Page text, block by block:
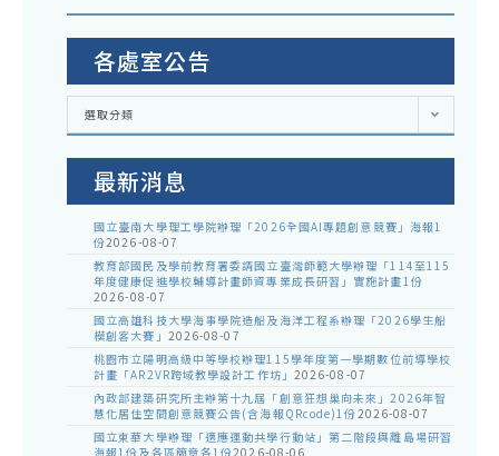
各處室公告
各
室
選取分類
最新消息
國立臺南大學理工學院辦理「2026全國AI專題創意競賽」海報1
份2026-08-07
教育部國民及學前教育署委請國立臺灣師範大學辦理「114至115
年度健康促進學校輔導計畫師資專業成長研習」實施計畫1份
2026-08-07
國立高雄科技大學海事學院造船及海洋工程系辦理「2026學生船
模創客大賽」 2026-08-07
桃園市立陽明高級中等學校辦理115學年度第一學期數位前導學校
計畫「AR2VR跨域教學設計工作坊」 2026-08-07
內政部建築研究所主辦第十九屆「創意狂想巢向未來」2026年智
慧化居住空間創意競賽公告(含海報QRcode)1份2026-08-07
國立東華大學辦理「適應運動共學行動站」第二階段與離島場研習
海報1份及各區簡章各1份2026-08-06